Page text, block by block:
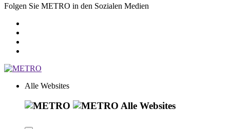
Folgen Sie METRO in den Sozialen Medien
Alle Websites
Alle Websites